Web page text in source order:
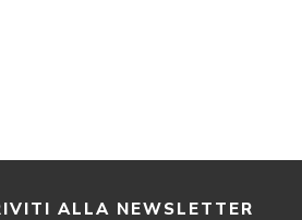
ALLA NEWSLETTER